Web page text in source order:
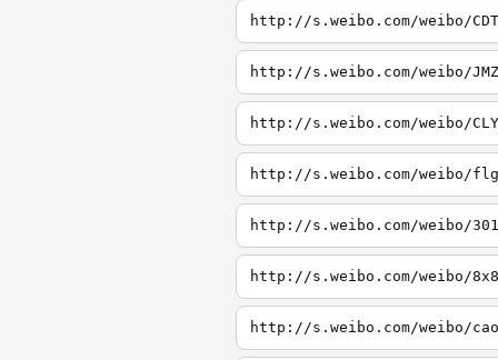
http://s.weibo.com/weibo/CDT
http://s.weibo.com/weibo/JMZ
http://s.weibo.com/weibo/CLY
http://s.weibo.com/weibo/flg
http://s.weibo.com/weibo/301
http://s.weibo.com/weibo/8x8
http://s.weibo.com/weibo/cao